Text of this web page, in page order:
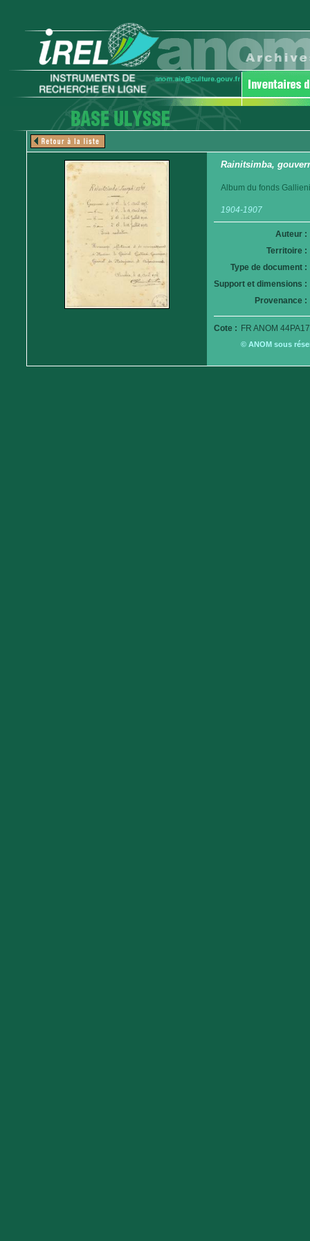
Rainitsimba,
Album du fonds
1904-1907
Auteur :
Territoire :
Type de document :
Support et dimensions :
Provenance :
Cote : FR ANOM
© ANOM sous